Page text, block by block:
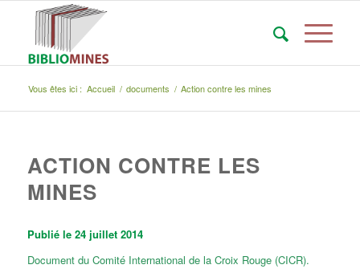
Vous êtes ici : Accueil / documents / Action contre les mines
ACTION CONTRE LES
MINES
Publié le 24 juillet 2014
Document du Comité International de la Croix Rouge (CICR).